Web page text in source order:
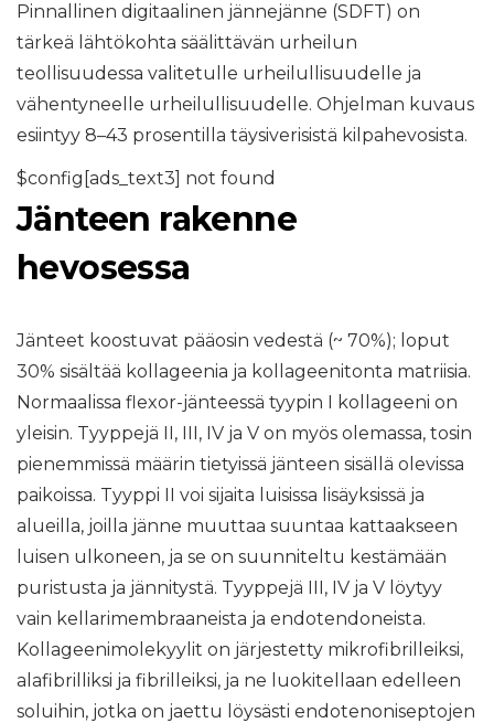
Pinnallinen digitaalinen jännejänne (SDFT) on
tärkeä lähtökohta säälittävän urheilun
teollisuudessa valitetulle urheilullisuudelle ja
vähentyneelle urheilullisuudelle. Ohjelman kuvaus
esiintyy 8–43 prosentilla täysiverisistä kilpahevosista.
$config[ads_text3] not found
Jänteen rakenne
hevosessa
Jänteet koostuvat pääosin vedestä (~ 70%); loput
30% sisältää kollageenia ja kollageenitonta matriisia.
Normaalissa flexor-jänteessä tyypin I kollageeni on
yleisin. Tyyppejä II, III, IV ja V on myös olemassa, tosin
pienemmissä määrin tietyissä jänteen sisällä olevissa
paikoissa. Tyyppi II voi sijaita luisissa lisäyksissä ja
alueilla, joilla jänne muuttaa suuntaa kattaakseen
luisen ulkoneen, ja se on suunniteltu kestämään
puristusta ja jännitystä. Tyyppejä III, IV ja V löytyy
vain kellarimembraaneista ja endotendoneista.
Kollageenimolekyylit on järjestetty mikrofibrilleiksi,
alafibrilliksi ja fibrilleiksi, ja ne luokitellaan edelleen
soluihin, jotka on jaettu löysästi endotenoniseptojen